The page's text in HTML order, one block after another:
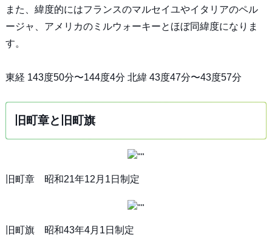
また、緯度的にはフランスのマルセイユやイタリアのペル
ージャ、アメリカのミルウォーキーとほぼ同緯度になりま
す。
東経 143度50分〜144度4分 北緯 43度47分〜43度57分
旧町章と旧町旗
旧町章 昭和21年12月1日制定
旧町旗 昭和43年4月1日制定